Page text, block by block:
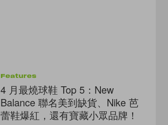
Features
4 月最燒球鞋 Top 5：New
Balance 聯名美到缺貨、Nike 芭
蕾鞋爆紅，還有寶藏小眾品牌！